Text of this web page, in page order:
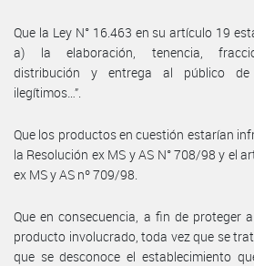
Que la Ley N° 16.463 en su artículo 19
a) la elaboración, tenencia,
distribución y entrega al público
ilegítimos…”.
Que los productos en cuestión estarían
la Resolución ex MS y AS N° 708/98 y el
ex MS y AS nº 709/98.
Que en consecuencia, a fin de proteger
producto involucrado, toda vez que se
que se desconoce el establecimiento